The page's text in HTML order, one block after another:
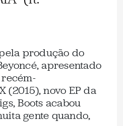
produção do
apresentado
(2015), novo EP da
Boots acabou
gente quando,